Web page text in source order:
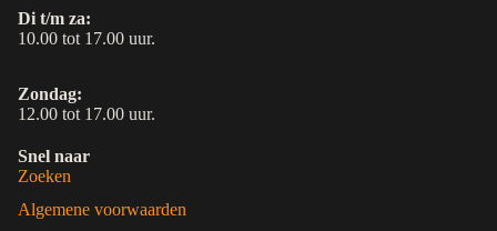
Di t/m za:
10.00 tot 17.00 uur.
Zondag:
12.00 tot 17.00 uur.
Snel naar
Zoeken
Algemene voorwaarden